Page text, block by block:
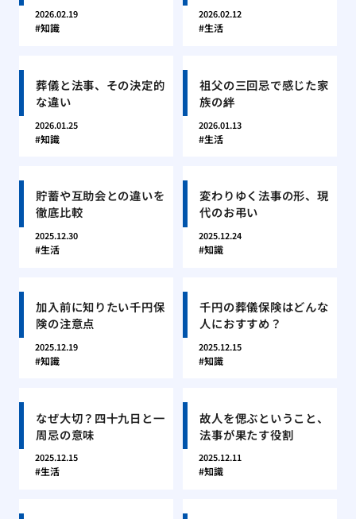
2026.02.19
知識
2026.02.12
生活
葬儀と法事、その決定的
な違い
2026.01.25
知識
祖父の三回忌で感じた家
族の絆
2026.01.13
生活
貯蓄や互助会との違いを
徹底比較
2025.12.30
生活
変わりゆく法事の形、現
代のお弔い
2025.12.24
知識
加入前に知りたい千円保
険の注意点
2025.12.19
知識
千円の葬儀保険はどんな
人におすすめ？
2025.12.15
知識
なぜ大切？四十九日と一
周忌の意味
2025.12.15
生活
故人を偲ぶということ、
法事が果たす役割
2025.12.11
知識